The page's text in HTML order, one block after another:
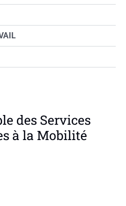
des Services
à la Mobilité